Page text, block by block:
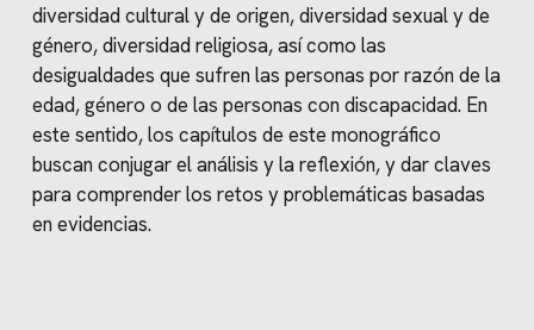
diversidad cultural y de origen, diversidad sexual y de
género, diversidad religiosa, así como las
desigualdades que sufren las personas por razón de la
edad, género o de las personas con discapacidad. En
este sentido, los capítulos de este monográfico
buscan conjugar el análisis y la reflexión, y dar claves
para comprender los retos y problemáticas basadas
en evidencias.